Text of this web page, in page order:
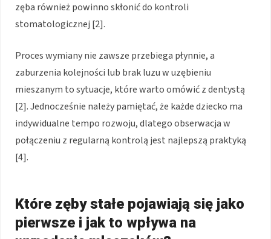
zęba również powinno skłonić do kontroli
stomatologicznej [2].
Proces wymiany nie zawsze przebiega płynnie, a
zaburzenia kolejności lub brak luzu w uzębieniu
mieszanym to sytuacje, które warto omówić z dentystą
[2]. Jednocześnie należy pamiętać, że każde dziecko ma
indywidualne tempo rozwoju, dlatego obserwacja w
połączeniu z regularną kontrolą jest najlepszą praktyką
[4].
Które zęby stałe pojawiają się jako
pierwsze i jak to wpływa na